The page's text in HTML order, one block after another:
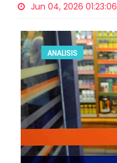
Jun 04, 2026 01:23:06
ANALISIS